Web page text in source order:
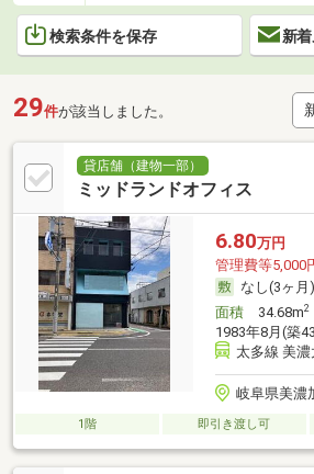
検索条件を保存 新
29件が該当しました。
貸店舗（建物一部）
ミッドランドオフィス
6.80万円
管理費等5,000
なし(3ヶ月)
面積34.68m2
1983年8月(築
太多線 美
岐阜県美濃
1階 即引き渡し可